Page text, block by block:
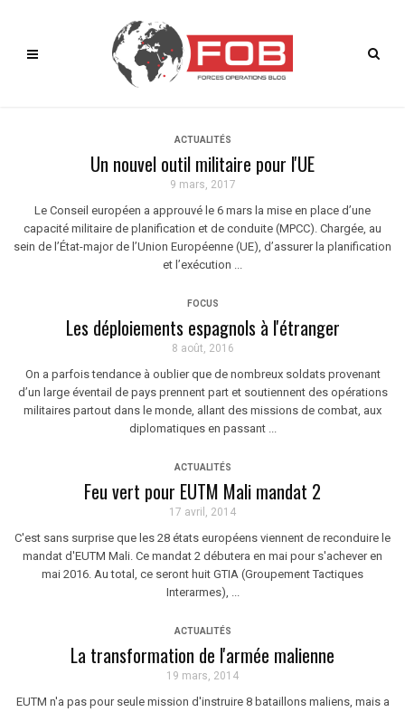
ACTUALITÉS
Un nouvel outil militaire pour l'UE
9 mars, 2017
Le Conseil européen a approuvé le 6 mars la mise en place d’une
capacité militaire de planification et de conduite (MPCC). Chargée, au
sein de l’État-major de l’Union Européenne (UE), d’assurer la planification
et l’exécution ...
FOCUS
Les déploiements espagnols à l'étranger
8 août, 2016
On a parfois tendance à oublier que de nombreux soldats provenant
d’un large éventail de pays prennent part et soutiennent des opérations
militaires partout dans le monde, allant des missions de combat, aux
diplomatiques en passant ...
ACTUALITÉS
Feu vert pour EUTM Mali mandat 2
17 avril, 2014
C'est sans surprise que les 28 états européens viennent de reconduire le
mandat d'EUTM Mali. Ce mandat 2 débutera en mai pour s'achever en
mai 2016. Au total, ce seront huit GTIA (Groupement Tactiques
Interarmes), ...
ACTUALITÉS
La transformation de l'armée malienne
19 mars, 2014
EUTM n'a pas pour seule mission d'instruire 8 bataillons maliens, mais a